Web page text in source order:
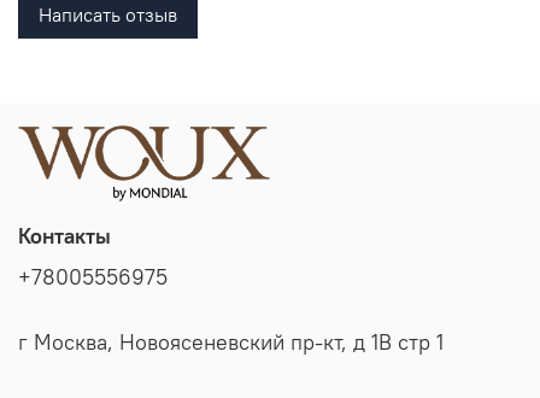
Написать отзыв
Контакты
+78005556975
г Москва, Новоясеневский пр-кт, д 1В стр 1